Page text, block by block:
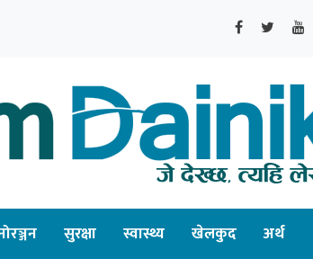
सुरक्षा स्वास्थ्य खेलकुद अर्थ